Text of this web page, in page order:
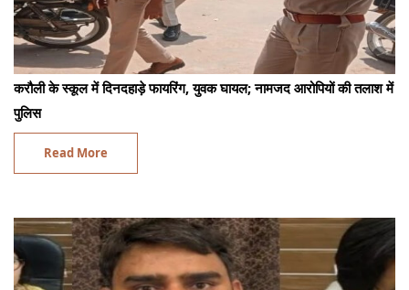
करौली के स्कूल में दिनदहाड़े फायरिंग, युवक घायल; नामजद आरोपियों की तलाश में
पुलिस
Read More